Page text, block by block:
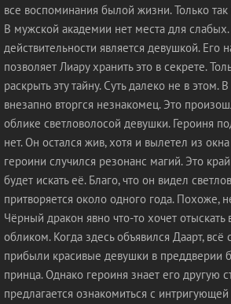
все воспоминания былой жизни. Только
В мужской академии нет места для
действительности является девушкой. Его
позволяет Лиару хранить это в секрете.
раскрыть эту тайну. Суть далеко не в
внезапно вторгся незнакомец. Это
облике светловолосой девушки. Героиня
нет. Он остался жив, хотя и вылетел из
героини случился резонанс магий. Это
будет искать её. Благо, что он видел
притворяется около одного года.
Чёрный дракон явно что-то хочет
обликом. Когда здесь объявился Даарт,
прибыли красивые девушки в преддверии
принца. Однако героиня знает его другую
предлагается ознакомиться с